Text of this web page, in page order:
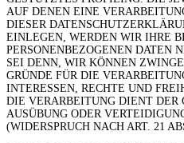
AUF DENEN EINE
DIESER
EINLEGEN, WERDEN WIR IHRE
PERSONENBEZOGENEN DATEN
SEI DENN, WIR KÖNNEN
GRÜNDE FÜR DIE
INTERESSEN, RECHTE UND
DIE VERARBEITUNG DIENT DER
AUSÜBUNG ODER
(WIDERSPRUCH NACH ART. 21